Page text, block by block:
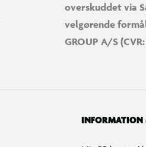
overskuddet via
velgørende
GROUP A/S (CVR:
INFORMATION